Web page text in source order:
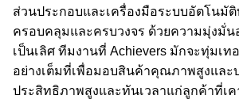
ส่วนประกอบและเครื่องมือระบบอัตโนมั
ครอบคลุมและครบวงจร ด้วยความมุ่งมั่น
เป็นเลิศ ทีมงานที่ Achievers มักจะทุ่มเท
อย่างเต็มที่เพื่อมอบสินค้าคุณภาพสูงและ
ประสิทธิภาพสูงและทันเวลาแก่ลูกค้าที่เ